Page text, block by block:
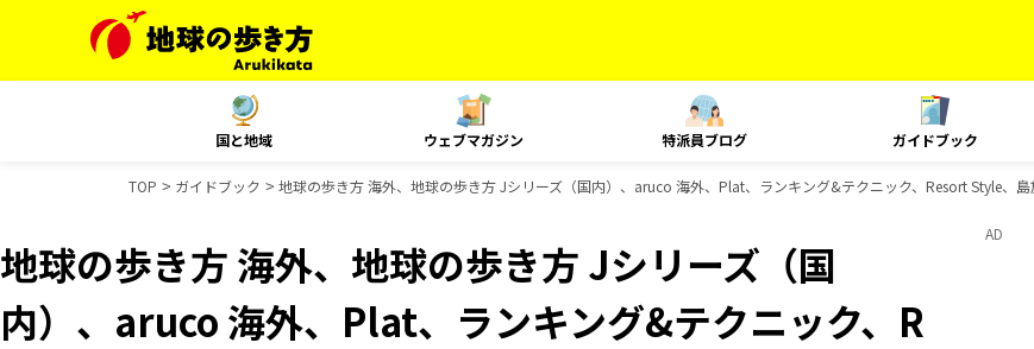
国と地域 ウェブマガジン 特派員ブログ ガイドブック
TOP ガイドブック 地球の歩き方 海外、地球の歩き方 Jシリーズ（国内）、aruco 海外、Plat、ランキング&テクニック、Resort Style、
地球の歩き方 海外、地球の歩き方 Jシリーズ（国
内）、aruco 海外、Plat、ランキング&テクニック、R
AD